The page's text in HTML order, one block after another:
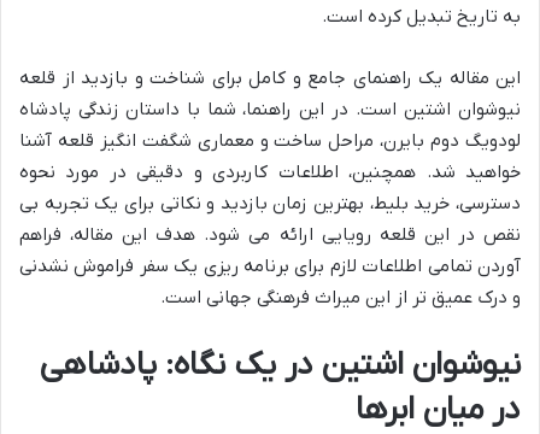
به تاریخ تبدیل کرده است.
این مقاله یک راهنمای جامع و کامل برای شناخت و بازدید از قلعه
نیوشوان اشتین است. در این راهنما، شما با داستان زندگی پادشاه
لودویگ دوم بایرن، مراحل ساخت و معماری شگفت انگیز قلعه آشنا
خواهید شد. همچنین، اطلاعات کاربردی و دقیقی در مورد نحوه
دسترسی، خرید بلیط، بهترین زمان بازدید و نکاتی برای یک تجربه بی
نقص در این قلعه رویایی ارائه می شود. هدف این مقاله، فراهم
آوردن تمامی اطلاعات لازم برای برنامه ریزی یک سفر فراموش نشدنی
و درک عمیق تر از این میراث فرهنگی جهانی است.
نیوشوان اشتین در یک نگاه: پادشاهی
در میان ابرها